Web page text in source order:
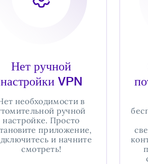
Нет ручной
настройки VPN
необходимости в
ручной
настройке. Просто
приложение,
и начните
смотреть!